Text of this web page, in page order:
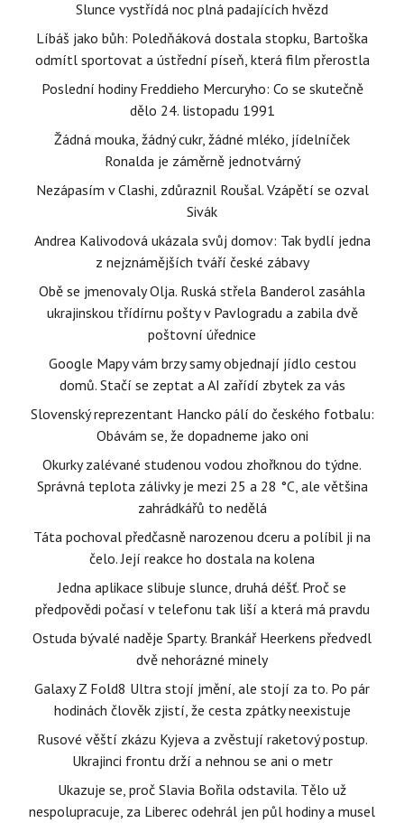
Slunce vystřídá noc plná padajících hvězd
Líbáš jako bůh: Poledňáková dostala stopku, Bartoška
odmítl sportovat a ústřední píseň, která film přerostla
Poslední hodiny Freddieho Mercuryho: Co se skutečně
dělo 24. listopadu 1991
Žádná mouka, žádný cukr, žádné mléko, jídelníček
Ronalda je záměrně jednotvárný
Nezápasím v Clashi, zdůraznil Roušal. Vzápětí se ozval
Sivák
Andrea Kalivodová ukázala svůj domov: Tak bydlí jedna
z nejznámějších tváří české zábavy
Obě se jmenovaly Olja. Ruská střela Banderol zasáhla
ukrajinskou třídírnu pošty v Pavlogradu a zabila dvě
poštovní úřednice
Google Mapy vám brzy samy objednají jídlo cestou
domů. Stačí se zeptat a AI zařídí zbytek za vás
Slovenský reprezentant Hancko pálí do českého fotbalu:
Obávám se, že dopadneme jako oni
Okurky zalévané studenou vodou zhořknou do týdne.
Správná teplota zálivky je mezi 25 a 28 °C, ale většina
zahrádkářů to nedělá
Táta pochoval předčasně narozenou dceru a políbil ji na
čelo. Její reakce ho dostala na kolena
Jedna aplikace slibuje slunce, druhá déšť. Proč se
předpovědi počasí v telefonu tak liší a která má pravdu
Ostuda bývalé naděje Sparty. Brankář Heerkens předvedl
dvě nehorázné minely
Galaxy Z Fold8 Ultra stojí jmění, ale stojí za to. Po pár
hodinách člověk zjistí, že cesta zpátky neexistuje
Rusové věští zkázu Kyjeva a zvěstují raketový postup.
Ukrajinci frontu drží a nehnou se ani o metr
Ukazuje se, proč Slavia Bořila odstavila. Tělo už
nespolupracuje, za Liberec odehrál jen půl hodiny a musel